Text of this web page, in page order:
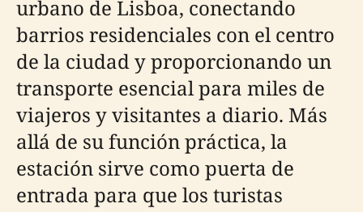
urbano de Lisboa, conectando
barrios residenciales con el centro
de la ciudad y proporcionando un
transporte esencial para miles de
viajeros y visitantes a diario. Más
allá de su función práctica, la
estación sirve como puerta de
entrada para que los turistas